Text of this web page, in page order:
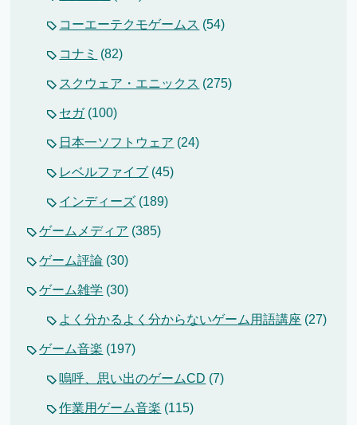
コーエーテクモゲームス (54)
コナミ (82)
スクウェア・エニックス (275)
セガ(100)
日本一ソフトウェア (24)
レベルファイブ (45)
インディーズ (189)
ゲームメディア (385)
ゲーム評論 (30)
ゲーム雑学 (30)
よく分かるよく分からないゲーム用語講座 (27)
ゲーム音楽 (197)
嗚呼、思い出のゲームCD (7)
作業用ゲーム音楽 (115)